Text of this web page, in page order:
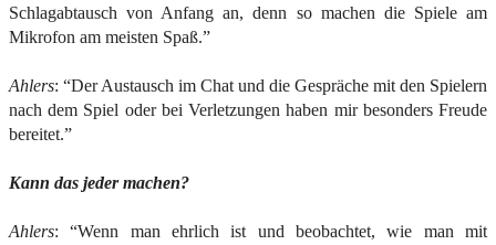
Schlagabtausch von Anfang an, denn so machen die Spiele am
Mikrofon am meisten Spaß.”
Ahlers: “Der Austausch im Chat und die Gespräche mit den Spielern
nach dem Spiel oder bei Verletzungen haben mir besonders Freude
bereitet.”
Kann das jeder machen?
Ahlers: “Wenn man ehrlich ist und beobachtet, wie man mit